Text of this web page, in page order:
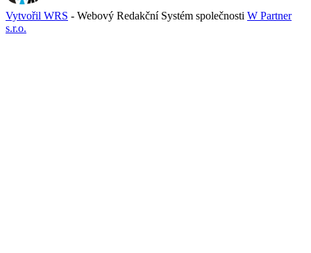
Vytvořil WRS - Webový Redakční Systém společnosti W Partner
s.r.o.